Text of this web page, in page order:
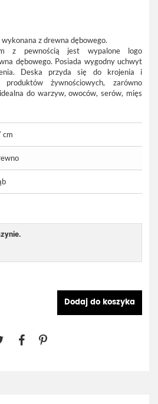
z drewna dębowego.
z pewnością jest wypalone logo
dębowego. Posiada wygodny uchwyt
Deska przyda się do krojenia i
żywnościowych, zarówno
do warzyw, owoców, serów, mięs
cm
Dodaj do koszyka